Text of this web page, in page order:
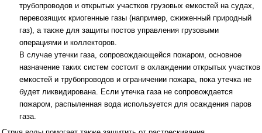
трубопроводов и открытых участков грузовых емкостей на судах,
перевозящих криогенные газы (например, сжиженный природный
газ), а также для защиты постов управления грузовыми
операциями и коллекторов.
В случае утечки газа, сопровождающейся пожаром, основное
назначение таких систем состоит в охлаждении открытых участков
емкостей и трубопроводов и ограничении пожара, пока утечка не
будет ликвидирована. Если утечка газа не сопровождается
пожаром, распыленная вода используется для осаждения паров
газа.